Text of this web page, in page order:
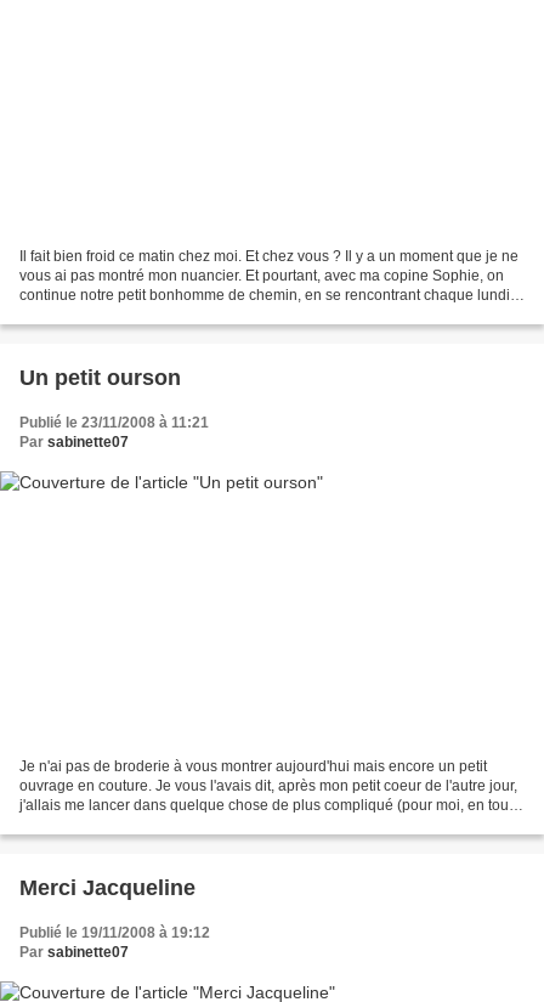
Il fait bien froid ce matin chez moi. Et chez vous ? Il y a un moment que je ne
vous ai pas montré mon nuancier. Et pourtant, avec ma copine Sophie, on
continue notre petit bonhomme de chemin, en se rencontrant chaque lundi
Un petit ourson
Publié le 23/11/2008 à 11:21
Par sabinette07
Je n'ai pas de broderie à vous montrer aujourd'hui mais encore un petit
ouvrage en couture. Je vous l'avais dit, après mon petit coeur de l'autre jour,
j'allais me lancer dans quelque chose de plus compliqué (pour moi, en tout
Merci Jacqueline
Publié le 19/11/2008 à 19:12
Par sabinette07